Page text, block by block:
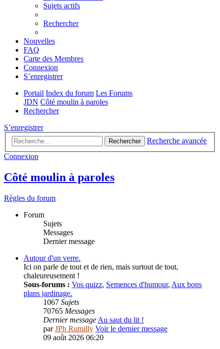
Sujets actifs
Rechercher
Nouvelles
FAQ
Carte des Membres
Connexion
S’enregistrer
Portail Index du forum Les Forums
JDN Côté moulin à paroles
Rechercher
S’enregistrer
Rechercher
Recherche avancée
Connexion
Côté moulin à paroles
Règles du forum
Forum
Sujets
Messages
Dernier message
Autour d'un verre.
Ici on parle de tout et de rien, mais surtout de tout,
chaleureusement !
Sous-forums : Vos quizz, Semences d'humour, Aux bons
plans jardinage.
1067 Sujets
70765 Messages
Dernier message Au saut du lit !
parJPh Rumilly Voir le dernier message
09 août 2026 06:20